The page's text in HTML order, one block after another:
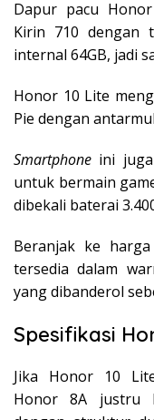
Dapur pacu
Kirin 710 dengan
internal 64GB, jadi
Honor 10 Lite
Pie dengan
Smartphone ini
untuk bermain
dibekali baterai
Beranjak ke
tersedia dalam
yang dibanderol
Spesifikasi
Jika Honor 10
Honor 8A justru